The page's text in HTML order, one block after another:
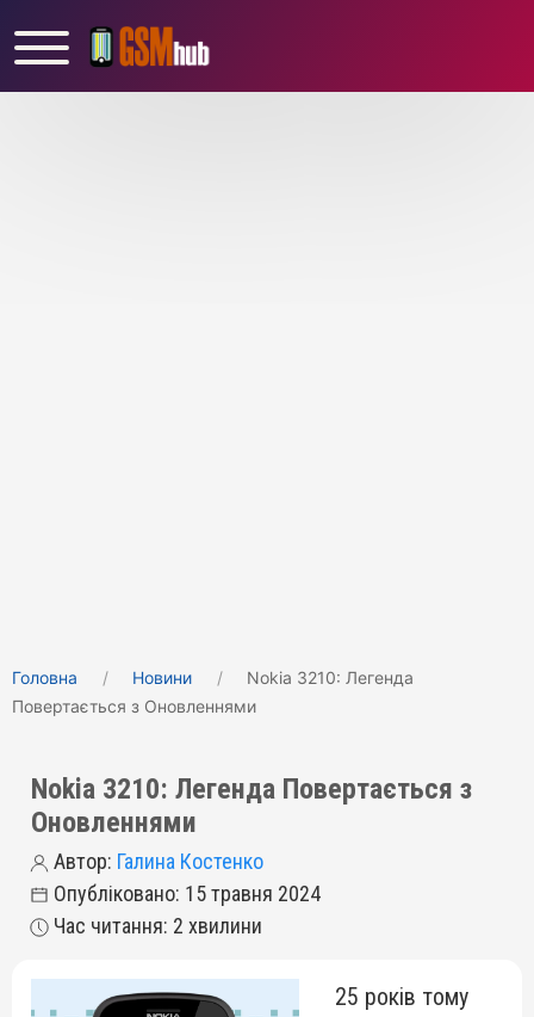
Головна Новини
Nokia 3210: Легенда
Повертається з Оновленнями
Nokia 3210: Легенда Повертається з
Оновленнями
Автор: Галина Костенко
Опубліковано: 15 травня 2024
Час читання: 2 хвилини
25 років тому